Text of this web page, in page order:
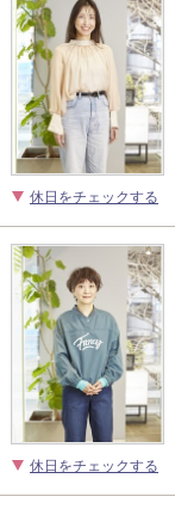
休日をチェックする
休日をチェックする